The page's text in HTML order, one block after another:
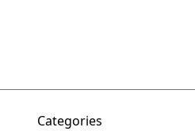
Categories